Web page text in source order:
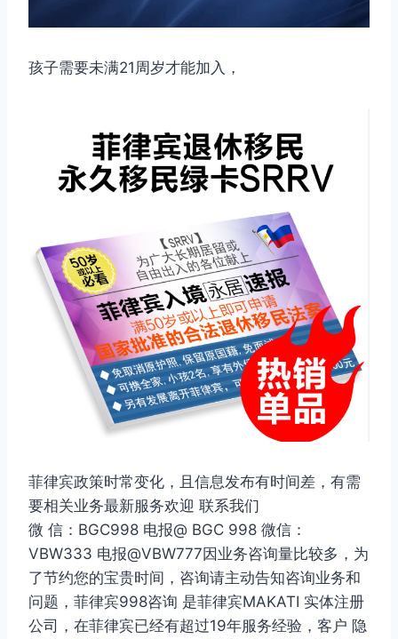
孩子需要未满21周岁才能加入，
菲律宾政策时常变化，且信息发布有时间差，有需
要相关业务最新服务欢迎 联系我们
微 信：BGC998 电报@ BGC 998 微信：
VBW333 电报@VBW777因业务咨询量比较多，为
了节约您的宝贵时间，咨询请主动告知咨询业务和
问题，菲律宾998咨询 是菲律宾MAKATI 实体注册
公司，在菲律宾已经有超过19年服务经验，客户 隐